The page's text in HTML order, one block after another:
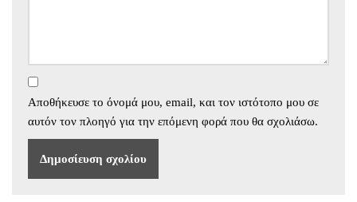
Αποθήκευσε το όνομά μου, email, και τον ιστότοπο μου σε
αυτόν τον πλοηγό για την επόμενη φορά που θα σχολιάσω.